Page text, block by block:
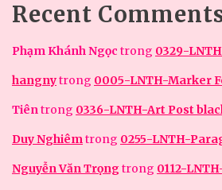
Recent
Phạm Khánh Ngọc trong 0329-
hangnytrong 0005-LNTH-Marker
Tiêntrong 0336-LNTH-Art Post
Duy Nghiêmtrong 0255-LNTH-
Nguyễn Văn Trọngtrong 0112-